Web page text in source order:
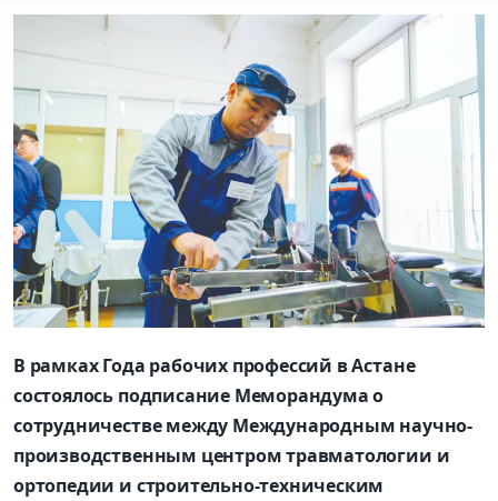
В рамках Года рабочих профессий в Астане
состоялось подписание Меморандума о
сотрудничестве между Международным научно-
производственным центром травматологии и
ортопедии и строительно-техническим